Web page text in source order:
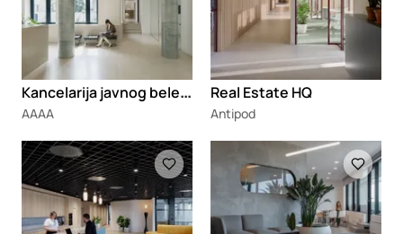
K
ancelarija javnog beležnika Smiljanić, Sombor
AAAA
Real Estate HQ
Antipod
Loading